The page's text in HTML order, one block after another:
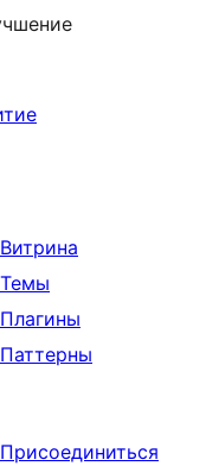
Витрина
Темы
Плагины
Паттерны
Присоединиться